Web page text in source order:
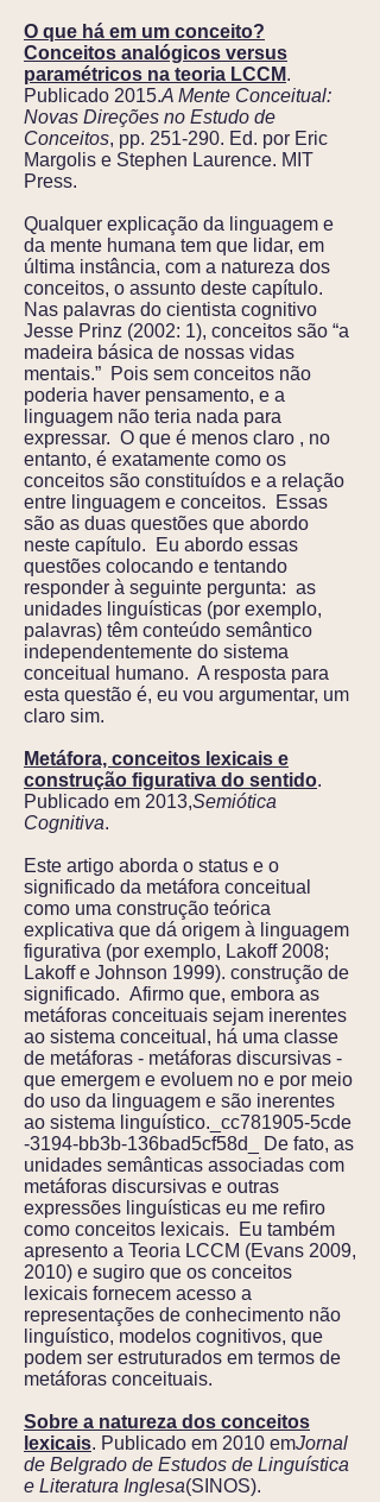
O que há em um conceito?
Conceitos analógicos versus
paramétricos na teoria LCCM.
Publicado 2015.A Mente Conceitual:
Novas Direções no Estudo de
Conceitos, pp. 251-290. Ed. por Eric
Margolis e Stephen Laurence. MIT
Press.
Qualquer explicação da linguagem e
da mente humana tem que lidar, em
última instância, com a natureza dos
conceitos, o assunto deste capítulo.
Nas palavras do cientista cognitivo
Jesse Prinz (2002: 1), conceitos são “a
madeira básica de nossas vidas
mentais.” Pois sem conceitos não
poderia haver pensamento, e a
linguagem não teria nada para
expressar. O que é menos claro , no
entanto, é exatamente como os
conceitos são constituídos e a relação
entre linguagem e conceitos. Essas
são as duas questões que abordo
neste capítulo. Eu abordo essas
questões colocando e tentando
responder à seguinte pergunta: as
unidades linguísticas (por exemplo,
palavras) têm conteúdo semântico
independentemente do sistema
conceitual humano. A resposta para
esta questão é, eu vou argumentar, um
claro sim.
Metáfora, conceitos lexicais e
construção figurativa do sentido.
Publicado em 2013,Semiótica
Cognitiva.
Este artigo aborda o status e o
significado da metáfora conceitual
como uma construção teórica
explicativa que dá origem à linguagem
figurativa (por exemplo, Lakoff 2008;
Lakoff e Johnson 1999). construção de
significado. Afirmo que, embora as
metáforas conceituais sejam inerentes
ao sistema conceitual, há uma classe
de metáforas - metáforas discursivas -
que emergem e evoluem no e por meio
do uso da linguagem e são inerentes
ao sistema linguístico._cc781905-5cde
-3194-bb3b-136bad5cf58d_ De fato, as
unidades semânticas associadas com
metáforas discursivas e outras
expressões linguísticas eu me refiro
como conceitos lexicais. Eu também
apresento a Teoria LCCM (Evans 2009,
2010) e sugiro que os conceitos
lexicais fornecem acesso a
representações de conhecimento não
linguístico, modelos cognitivos, que
podem ser estruturados em termos de
metáforas conceituais.
Sobre a natureza dos conceitos
lexicais. Publicado em 2010 emJornal
de Belgrado de Estudos de Linguística
e Literatura Inglesa(SINOS).